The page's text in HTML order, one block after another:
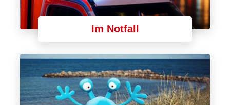
Im Notfall